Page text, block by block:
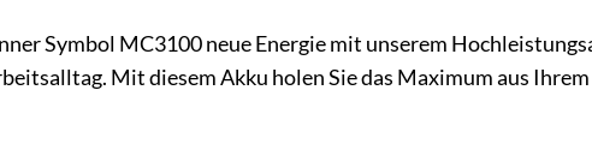
Symbol MC3100 neue Energie mit unserem
Mit diesem Akku holen Sie das Maximum aus